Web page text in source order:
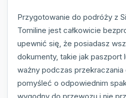
Przygotowanie do podróży z
Tomiline jest całkowicie
upewnić się, że posiadasz
dokumenty, takie jak paszport
ważny podczas przekraczania
pomyśleć o odpowiednim